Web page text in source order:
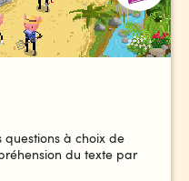
à choix de
du texte par